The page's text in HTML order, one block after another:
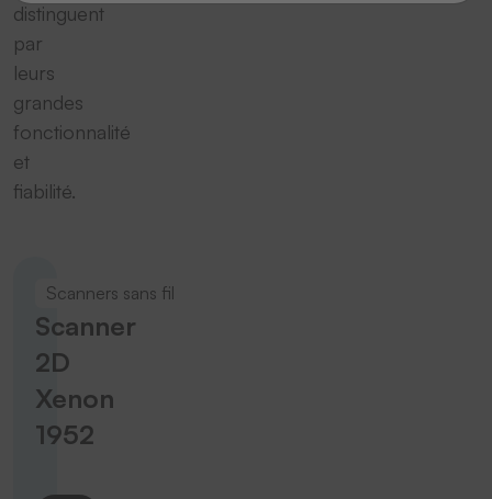
distinguent
par
leurs
grandes
fonctionnalité
et
fiabilité.
Scanners sans fil
Scanner
2D
Xenon
1952